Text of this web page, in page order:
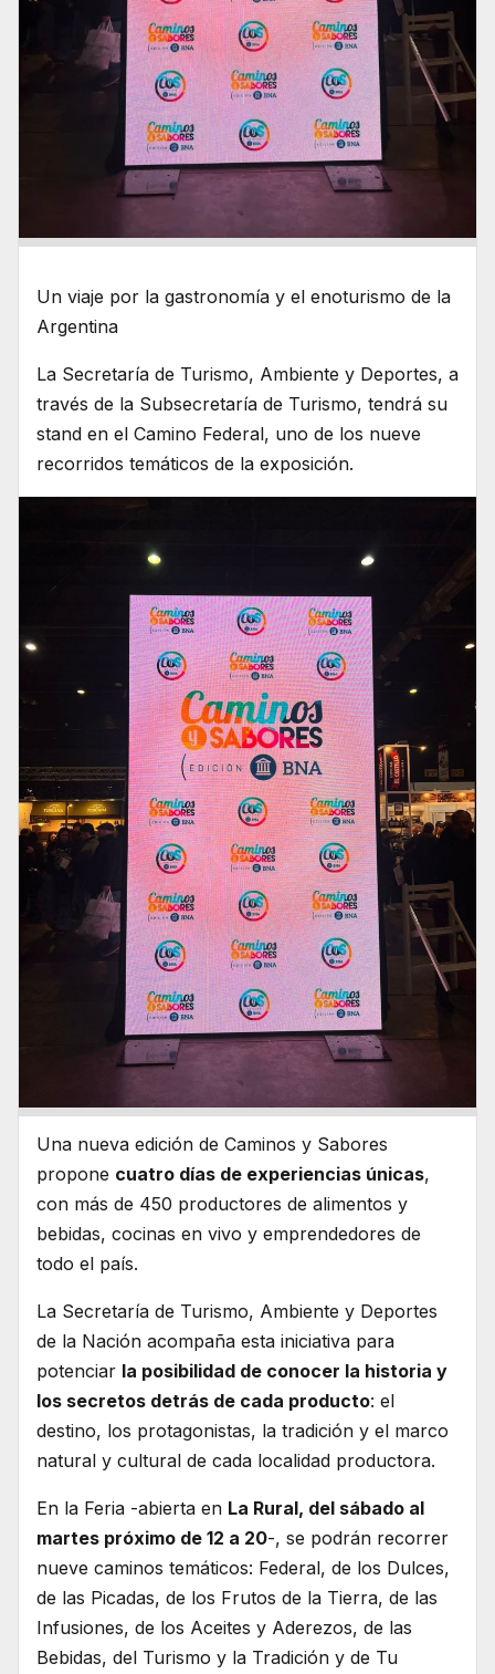
Un viaje por la gastronomía y el enoturismo de la
Argentina
La Secretaría de Turismo, Ambiente y Deportes, a
través de la Subsecretaría de Turismo, tendrá su
stand en el Camino Federal, uno de los nueve
recorridos temáticos de la exposición.
Una nueva edición de Caminos y Sabores
propone cuatro días de experiencias únicas,
con más de 450 productores de alimentos y
bebidas, cocinas en vivo y emprendedores de
todo el país.
La Secretaría de Turismo, Ambiente y Deportes
de la Nación acompaña esta iniciativa para
potenciar la posibilidad de conocer la historia y
los secretos detrás de cada producto: el
destino, los protagonistas, la tradición y el marco
natural y cultural de cada localidad productora.
En la Feria -abierta en La Rural, del sábado al
martes próximo de 12 a 20-, se podrán recorrer
nueve caminos temáticos: Federal, de los Dulces,
de las Picadas, de los Frutos de la Tierra, de las
Infusiones, de los Aceites y Aderezos, de las
Bebidas, del Turismo y la Tradición y de Tu